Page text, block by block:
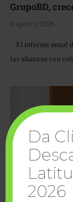
GrupoBD,
4 agosto, 2026
El informe anual
las alianzas con
Da
2026